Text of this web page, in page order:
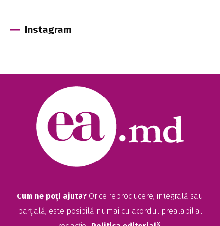
Instagram
Cum ne poți ajuta? Orice reproducere, integrală sau
parțială, este posibilă numai cu acordul prealabil al